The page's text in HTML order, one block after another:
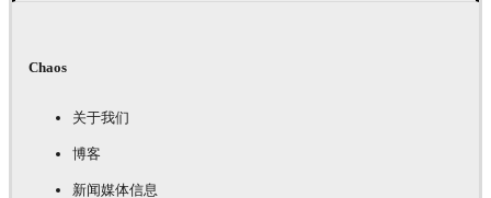
Chaos
关于我们
博客
新闻媒体信息